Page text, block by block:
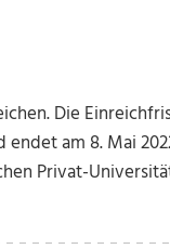
Die
am 8. Mai
Privat-